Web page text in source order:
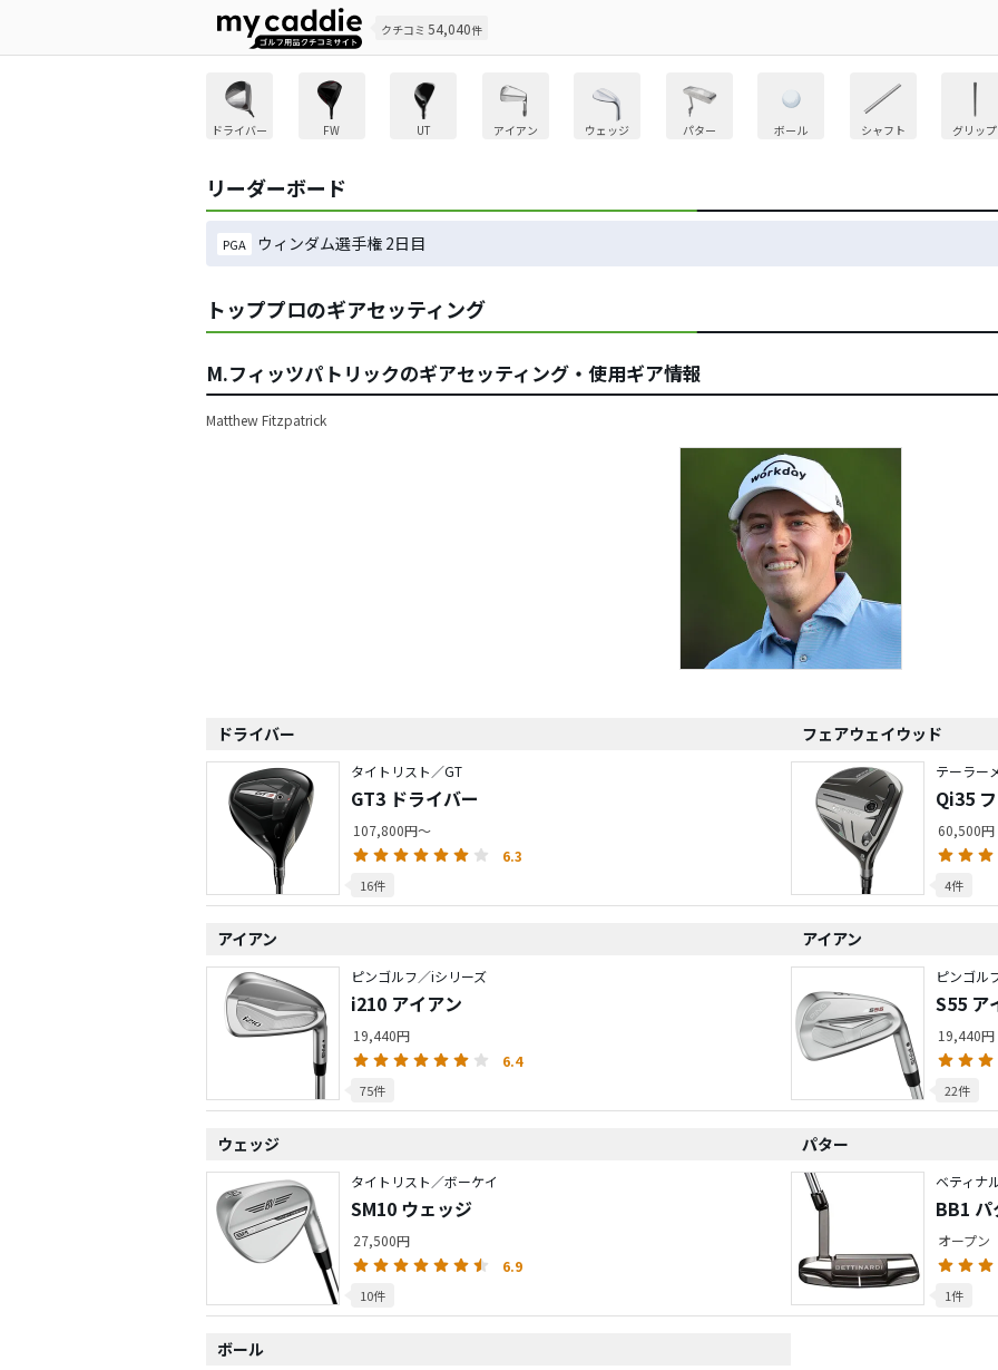
クチコミ 54,040件
ドライバー FW UT アイアン ウェッジ パター ボール シャフト グリップ
リーダーボード
PGA ウィンダム選手権 2日目
トッププロのギアセッティング
M.フィッツパトリックのギアセッティング・使用ギア情報
Matthew Fitzpatrick
ドライバー
タイトリスト／GT
GT3 ドライバー
107,800円～
6.3
16件
フェアウェイウッド
テーラー
Qi35
60,500円
4件
アイアン
ピンゴルフ／iシリーズ
i210 アイアン
19,440円
6.4
75件
アイアン
ピンゴル
S55 ア
19,440
22件
ウェッジ
タイトリスト／ボーケイ
SM10 ウェッジ
27,500円
6.9
10件
パター
ベティナ
BB1 パ
オープン
1件
ボール